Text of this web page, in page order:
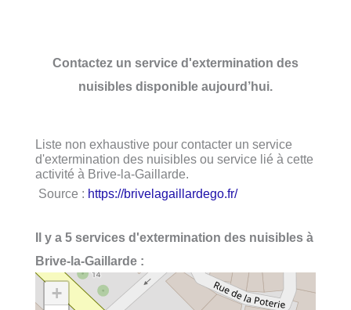
Contactez un service d'extermination des
nuisibles disponible aujourd’hui.
Liste non exhaustive pour contacter un service
d'extermination des nuisibles ou service lié à cette
activité à Brive-la-Gaillarde.
Source : https://brivelagaillardego.fr/
Il y a 5 services d'extermination des nuisibles à
Brive-la-Gaillarde :
+